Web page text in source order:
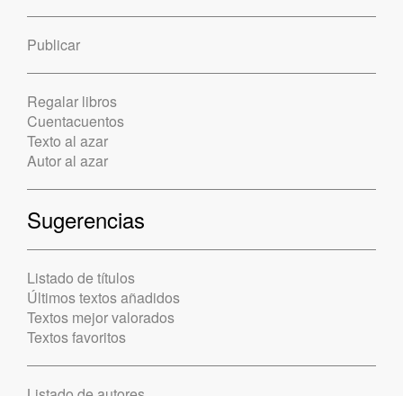
Publicar
Regalar libros
Cuentacuentos
Texto al azar
Autor al azar
Sugerencias
Listado de títulos
Últimos textos añadidos
Textos mejor valorados
Textos favoritos